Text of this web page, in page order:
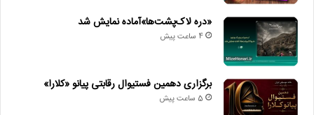
«دره لاک‌پشت‌ها»آماده نمایش شد
4 ساعت پیش
برگزاری دهمین فستیوال رقابتی پیانو «کلارا»
5 ساعت پیش